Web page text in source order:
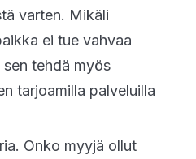
varten. Mikäli
ei tue vahvaa
tehdä myös
tarjoamilla palveluilla
Onko myyjä ollut